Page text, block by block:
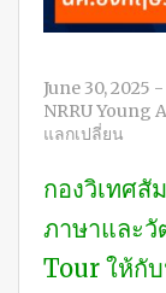
June 30, 2025 -
NRRU Young
แลกเปลี่ยน
กองวิเทศสั
ภาษาและ
Tour ให้กั